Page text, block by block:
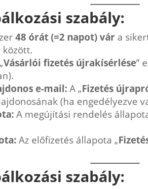
szabály:
48 órát (=2 napot) vár a
Vásárlói fizetés újrakísérlése”
e-mail:A „Fizetés
(ha engedélyezve
A megújítási rendelés
Az előfizetés állapota „
szabály: